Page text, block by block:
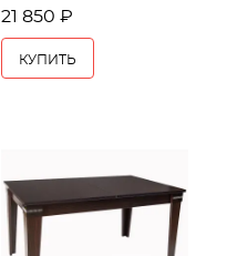
21 850 ₽
КУПИТЬ